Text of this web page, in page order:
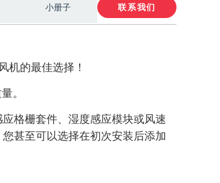
小册子 联系我们
机的最佳选择！
。
格栅套件、湿度感应模块或风速
甚至可以选择在初次安装后添加